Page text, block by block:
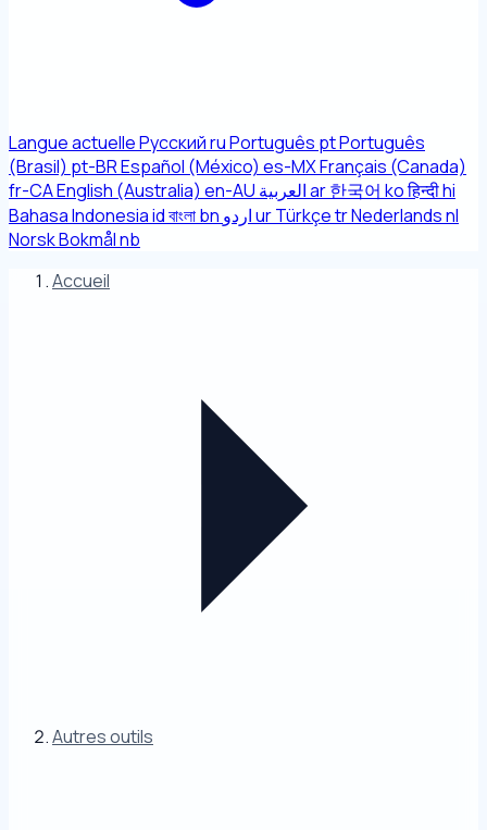
Langue actuelleРусскийruPortuguês ptPortuguês
(Brasil) pt-BREspañol (México) es-MXFrançais (Canada)
fr-CAEnglish (Australia) en-AU العربيةar한국어 koहिन्दीhi
Bahasa Indonesiaidবাংলাbn اردوurTürkçetrNederlandsnl
Norsk Bokmålnb
Accueil
Autres outils